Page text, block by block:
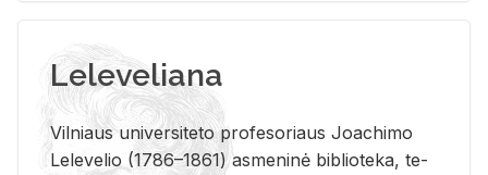
Leleveliana
Vil­niaus uni­ver­si­te­to pro­fe­so­riaus Jo­a­chi­mo
Le­le­ve­lio (1786–1861) as­me­ni­nė bi­b­lio­te­ka, te­